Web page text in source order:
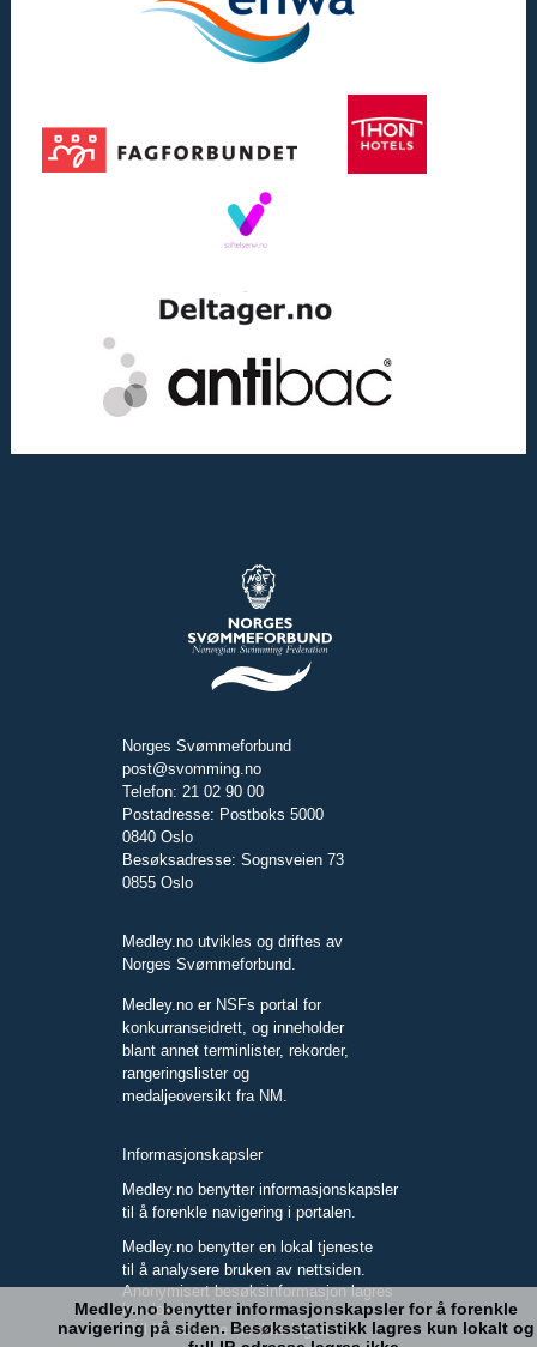
Norges Svømmeforbund
post@svomming.no
Telefon: 21 02 90 00
Postadresse: Postboks 5000
0840 Oslo
Besøksadresse: Sognsveien 73
0855 Oslo
Medley.no utvikles og driftes av
Norges Svømmeforbund.
Medley.no er NSFs portal for
konkurranseidrett, og inneholder
blant annet terminlister, rekorder,
rangeringslister og
medaljeoversikt fra NM.
Informasjonskapsler
Medley.no benytter informasjonskapsler
til å forenkle navigering i portalen.
Medley.no benytter en lokal tjeneste
til å analysere bruken av nettsiden.
Anonymisert besøksinformasjon lagres
kun lokalt.
Full IP-adresse blir ikke lagret.
Medley.no benytter informasjonskapsler for å forenkle
navigering på siden. Besøksstatistikk lagres kun lokalt og